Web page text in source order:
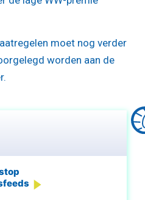
moet nog verder
worden aan de